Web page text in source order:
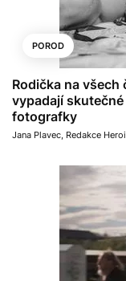
POROD
Rodička na všech
vypadají
fotografky
Jana Plavec, Redakce